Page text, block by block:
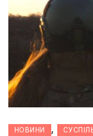
НОВИНИ ,